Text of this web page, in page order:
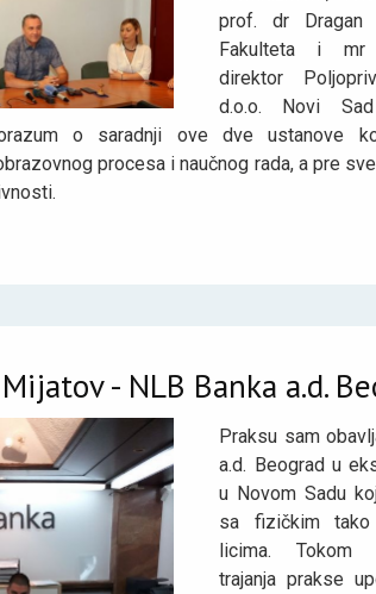
prof. dr Dragan
Fakulteta i mr
direktor
d.o.o. Novi
o saradnji ove dve ustanove
procesa i naučnog rada, a pre
- NLB Banka a.d.
Praksu sam
a.d. Beograd u
u Novom Sadu
sa fizičkim
licima. Tokom
trajanja prakse